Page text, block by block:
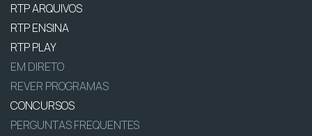
RTP ARQUIVOS
RTP ENSINA
RTP PLAY
EM DIRETO
REVER PROGRAMAS
CONCURSOS
PERGUNTAS FREQUENTES